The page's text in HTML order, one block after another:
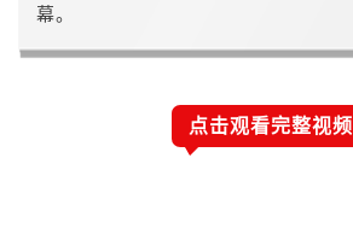
幕。
点击观看完整视频